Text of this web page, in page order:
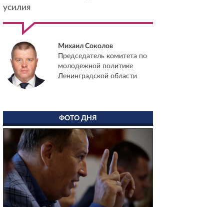
усилия
Михаил Соколов
Председатель комитета по
молодежной политике
Ленинградской области
ФОТО ДНЯ